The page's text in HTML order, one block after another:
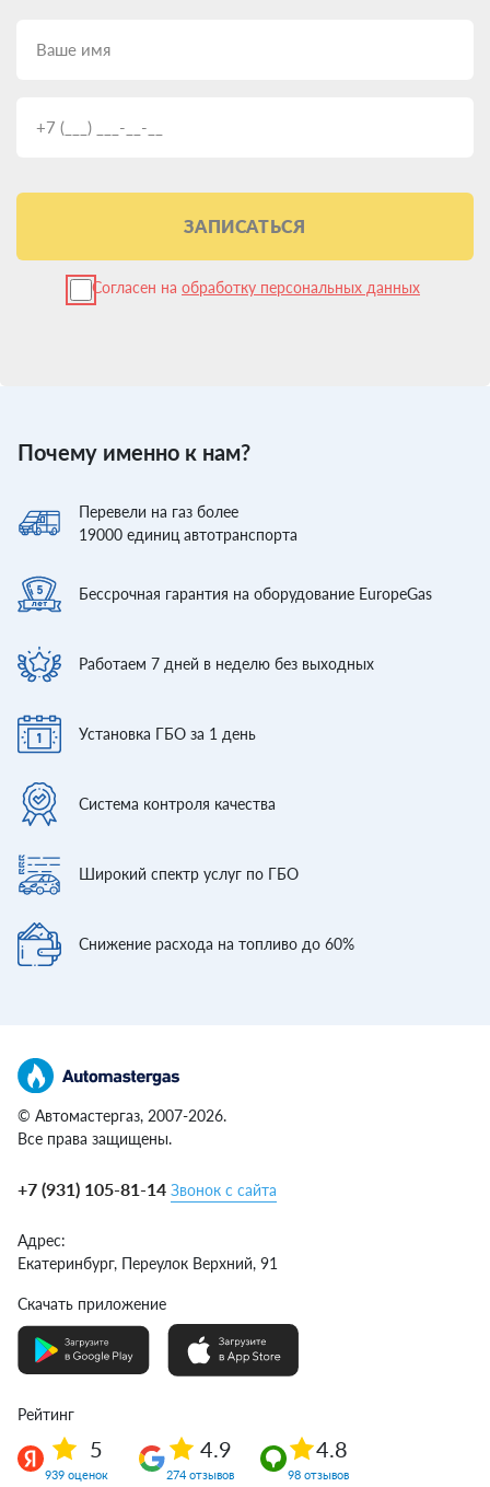
ЗАПИСАТЬСЯ
Согласен на обработку персональных данных
Почему именно к нам?
Перевели на газ более
19000 единиц автотранспорта
Бессрочная гарантия на оборудование EuropeGas
Работаем 7 дней в неделю без выходных
Установка ГБО за 1 день
Система контроля качества
Широкий спектр услуг по ГБО
Снижение расхода на топливо до 60%
© Автомастергаз, 2007-2026.
Все права защищены.
+7 (931) 105-81-14 Звонок с сайта
Адрес:
Екатеринбург, Переулок Верхний, 91
Скачать приложение
Рейтинг
5
939 оценок
4.9
274 отзывов
4.8
98 отзывов